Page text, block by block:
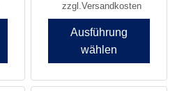
zzgl.Versandkosten
Ausführung
wählen